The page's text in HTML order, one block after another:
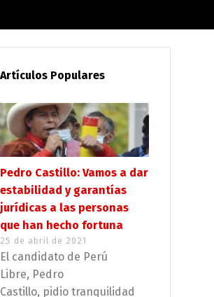
Artículos Populares
Pedro Castillo: Vamos a dar
estabilidad y garantías
jurídicas a las personas
que han hecho fortuna
25 de abril de 2021
El candidato de Perú
Libre, Pedro
Castillo, pidio tranquilidad